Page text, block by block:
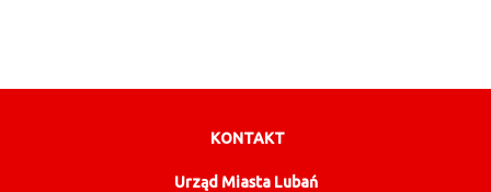
KONTAKT
Urząd Miasta Lubań